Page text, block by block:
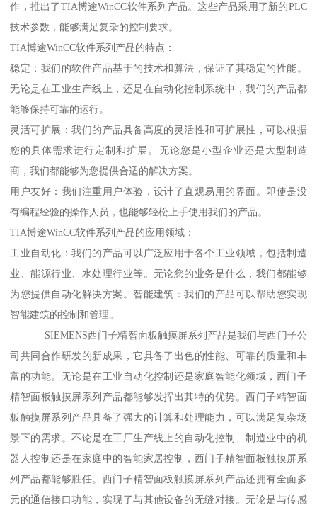
作，推出了TIA博途WinCC软件系列产品。这些产品采用了新的PLC
技术参数，能够满足复杂的控制要求。
TIA博途WinCC软件系列产品的特点：
稳定：我们的软件产品基于的技术和算法，保证了其稳定的性能。
无论是在工业生产线上，还是在自动化控制系统中，我们的产品都
能够保持可靠的运行。
灵活可扩展：我们的产品具备高度的灵活性和可扩展性，可以根据
您的具体需求进行定制和扩展。无论您是小型企业还是大型制造
商，我们都能够为您提供合适的解决方案。
用户友好：我们注重用户体验，设计了直观易用的界面。即使是没
有编程经验的操作人员，也能够轻松上手使用我们的产品。
TIA博途WinCC软件系列产品的应用领域：
工业自动化：我们的产品可以广泛应用于各个工业领域，包括制造
业、能源行业、水处理行业等。无论您的业务是什么，我们都能够
为您提供自动化解决方案。智能建筑：我们的产品可以帮助您实现
智能建筑的控制和管理。
SIEMENS西门子精智面板触摸屏系列产品是我们与西门子公
司共同合作研发的新成果，它具备了出色的性能、可靠的质量和丰
富的功能。无论是在工业自动化控制还是家庭智能化领域，西门子
精智面板触摸屏系列产品都能够发挥出其特的优势。西门子精智面
板触摸屏系列产品具备了强大的计算和处理能力，可以满足复杂场
景下的需求。不论是在工厂生产线上的自动化控制、制造业中的机
器人控制还是在家庭中的智能家居控制，西门子精智面板触摸屏系
列产品都能够胜任。西门子精智面板触摸屏系列产品还拥有全面多
元的通信接口功能，实现了与其他设备的无缝对接。无论是与传感